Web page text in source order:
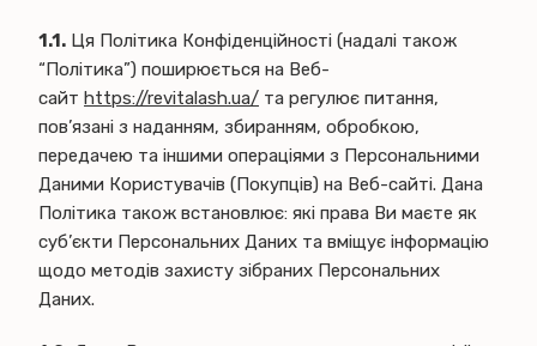
1.1. Ця Політика Конфіденційності (надалі також
“Політика”) поширюється на Веб-
сайт https://revitalash.ua/ та регулює питання,
пов’язані з наданням, збиранням, обробкою,
передачею та іншими операціями з Персональними
Даними Користувачів (Покупців) на Веб-сайті. Дана
Політика також встановлює: які права Ви маєте як
суб’єкти Персональних Даних та вміщує інформацію
щодо методів захисту зібраних Персональних
Даних.